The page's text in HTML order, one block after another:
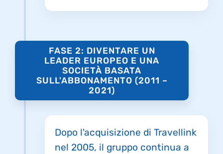
FASE 2: DIVENTARE UN
LEADER EUROPEO E UNA
SOCIETÀ BASATA
SULL'ABBONAMENTO (2011 –
2021)
Dopo l'acquisizione di Travellink
nel 2005, il gruppo continua a